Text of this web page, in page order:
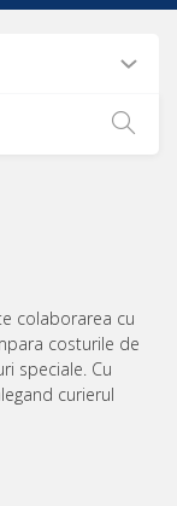
colaborarea cu
costurile de
speciale. Cu
curierul